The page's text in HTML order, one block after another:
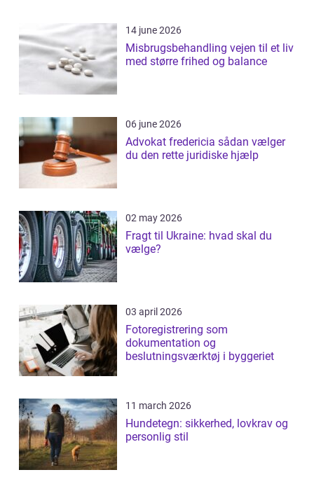
14 june 2026
Misbrugsbehandling vejen til et liv
med større frihed og balance
06 june 2026
Advokat fredericia sådan vælger
du den rette juridiske hjælp
02 may 2026
Fragt til Ukraine: hvad skal du
vælge?
03 april 2026
Fotoregistrering som
dokumentation og
beslutningsværktøj i byggeriet
11 march 2026
Hundetegn: sikkerhed, lovkrav og
personlig stil